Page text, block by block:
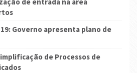
19: Governo apresenta plano de
de Processos de